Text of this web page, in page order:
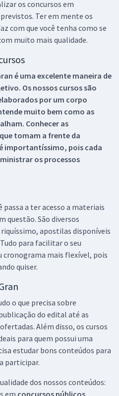
os concursos em
Ter em mente os
com que você tenha como se
muito mais qualidade.
é uma excelente maneira de
Os nossos cursos são
por um corpo
muito bem como as
Conhecer as
tomam a frente da
importantíssimo, pois cada
os processos
passa a ter acesso a materiais
questão. São diversos
apostilas disponíveis
para facilitar o seu
mais flexível, pois
quiser.
o que precisa sobre
do edital até as
Além disso, os cursos
para quem possui uma
estudar bons conteúdos para
participar.
dos nossos conteúdos:
em concursos públicos,